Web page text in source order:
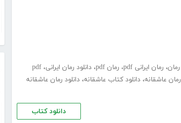
، رمان ایرانی pdf ، رمان pdf ، دانلود رمان ایرانی، pdf
رمان عاشقانه، دانلود کتاب عاشقانه، دانلود رمان عاشقانه
دانلود کتاب